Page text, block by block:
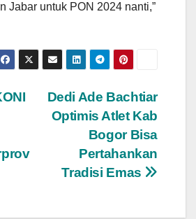
Jabar untuk PON 2024 nanti,”
Dedi Ade Bachtiar
Optimis Atlet Kab
Bogor Bisa
Pertahankan
Tradisi Emas